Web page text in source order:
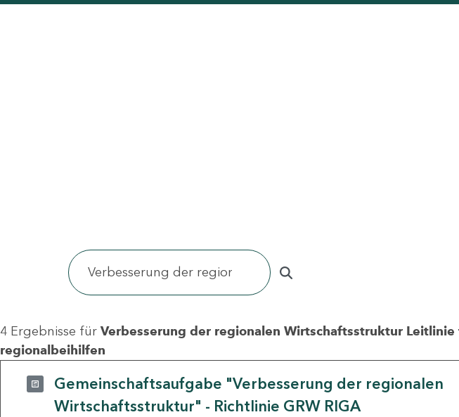
4 Ergebnisse für Verbesserung der regionalen Wirtschaftsstruktur Leitlinie
regionalbeihilfen
Gemeinschaftsaufgabe "Verbesserung der regionalen
Wirtschaftsstruktur" - Richtlinie GRW RIGA